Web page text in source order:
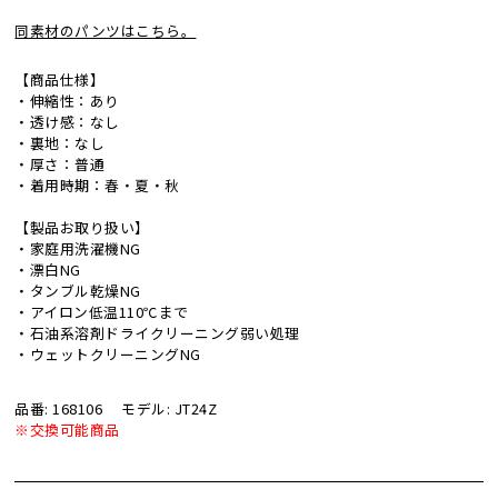
同素材のパンツはこちら。
【商品仕様】
・伸縮性：あり
・透け感：なし
・裏地：なし
・厚さ：普通
・着用時期：春・夏・秋
【製品お取り扱い】
・家庭用洗濯機NG
・漂白NG
・タンブル乾燥NG
・アイロン低温110℃まで
・石油系溶剤ドライクリーニング弱い処理
・ウェットクリーニングNG
品番: 168106
モデル: JT24Z
※交換可能商品